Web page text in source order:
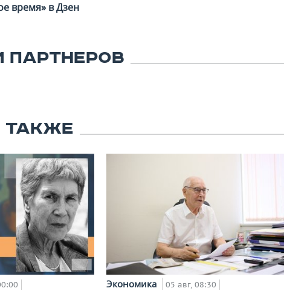
время» в Дзен
ПАРТНЕРОВ
ТАКЖЕ
Экономика 05 авг, 08:30